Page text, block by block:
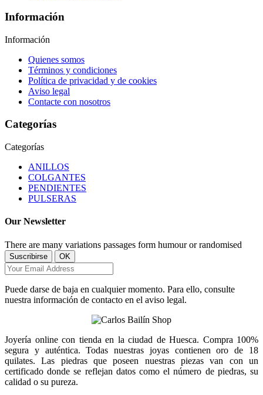
Información
Información
Quienes somos
Términos y condiciones
Política de privacidad y de cookies
Aviso legal
Contacte con nosotros
Categorías
Categorías
ANILLOS
COLGANTES
PENDIENTES
PULSERAS
Our Newsletter
There are many variations passages form humour or randomised
Puede darse de baja en cualquier momento. Para ello, consulte
nuestra información de contacto en el aviso legal.
Joyería online con tienda en la ciudad de Huesca. Compra 100%
segura y auténtica. Todas nuestras joyas contienen oro de 18
quilates. Las piedras que poseen nuestras piezas van con un
certificado donde se reflejan datos como el número de piedras, su
calidad o su pureza.